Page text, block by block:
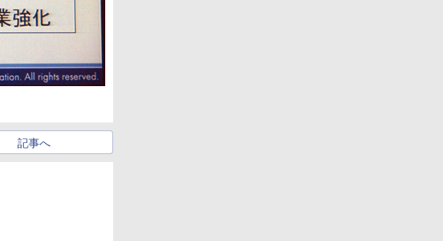
記事へ